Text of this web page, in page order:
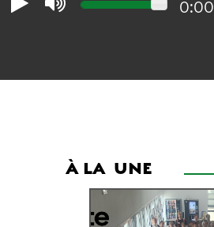
0:00
À LA UNE